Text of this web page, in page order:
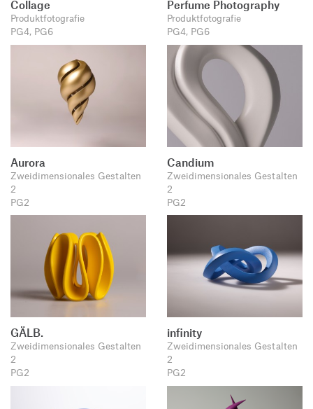
Collage
Produktfotografie
PG4, PG6
Perfume Photography
Produktfotografie
PG4, PG6
Aurora
Zweidimensionales Gestalten
2
PG2
Candium
Zweidimensionales Gestalten
2
PG2
GÄLB.
Zweidimensionales Gestalten
2
PG2
infinity
Zweidimensionales Gestalten
2
PG2